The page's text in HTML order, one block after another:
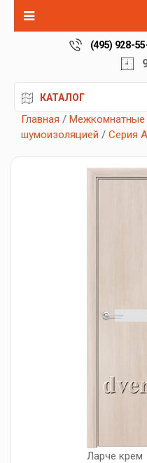
(495) 928-
КАТАЛОГ
Главная / Межкомнатные
шумоизоляцией / Серия
Ларче крем